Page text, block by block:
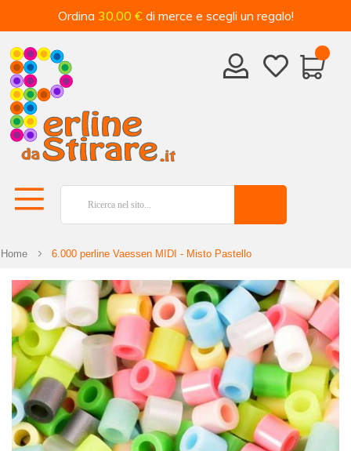
Ordina 30,00 € di merce e scegli un regalo!
Home 6.000 perline Vaessen MIDI - Misto Pastello
Vai
alla
fine
della
galleria
di
immagini